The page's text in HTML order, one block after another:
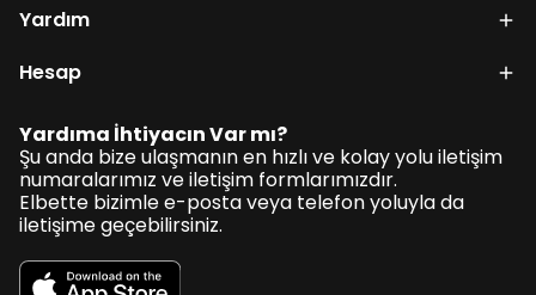
Yardım
Hesap
Yardıma İhtiyacın Var mı?
Şu anda bize ulaşmanın en hızlı ve kolay yolu iletişim
numaralarımız ve iletişim formlarımızdır.
Elbette bizimle e-posta veya telefon yoluyla da
iletişime geçebilirsiniz.